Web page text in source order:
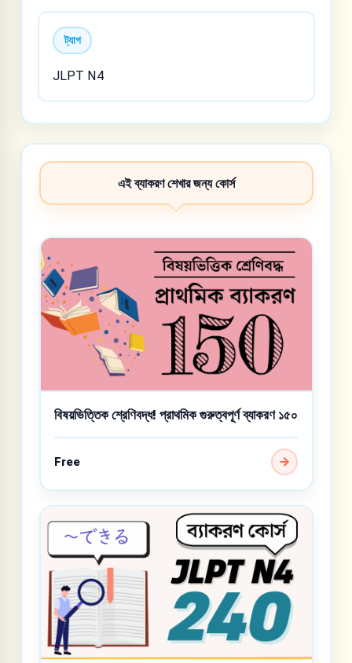
ট্যাগ
JLPT N4
এই ব্যাকরণ শেখার জন্য কোর্স
বিষয়ভিত্তিক শ্রেণিবদ্ধ! প্রাথমিক গুরুত্বপূর্ণ ব্যাকরণ ১৫০
Free